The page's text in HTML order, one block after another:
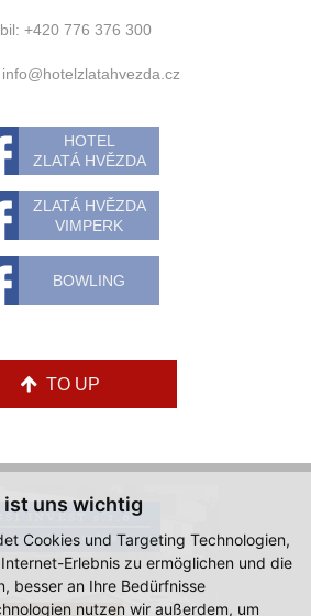
ist uns wichtig
Cookies und Targeting Technologien,
Erlebnis zu ermöglichen und die
besser an Ihre Bedürfnisse
nutzen wir außerdem, um
+420 776 376 300
info@hotelzlatahvezda.cz
HOTEL
ZLATÁ HVĚZDA
ZLATÁ HVĚZDA
VIMPERK
BOWLING
TO UP